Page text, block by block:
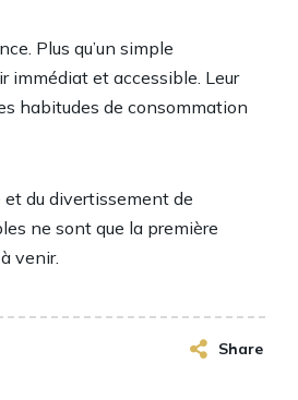
Plus qu’un simple
immédiat et accessible. Leur
habitudes de consommation
et du divertissement de
ne sont que la première
venir.
Share